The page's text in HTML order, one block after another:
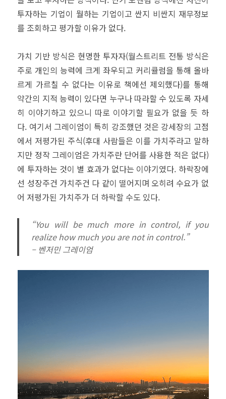
투자하는 기업이 뭘하는 기업이고 싼지 비싼지 재무정보
를 조회하고 평가할 이유가 없다.
가치 기반 방식은 현명한 투자자(월스트리트 전통 방식은
주로 개인의 능력에 크게 좌우되고 커리큘럼을 통해 올바
르게 가르칠 수 없다는 이유로 책에선 제외했다)를 통해
약간의 지적 능력이 있다면 누구나 따라할 수 있도록 자세
히 이야기하고 있으니 따로 이야기할 필요가 없을 듯 하
다. 여기서 그레이엄이 특히 강조했던 것은 강세장의 고점
에서 저평가된 주식(후대 사람들은 이를 가치주라고 말하
지만 정작 그레이엄은 가치주란 단어를 사용한 적은 없다)
에 투자하는 것이 별 효과가 없다는 이야기였다. 하락장에
선 성장주건 가치주건 다 같이 떨어지며 오히려 수요가 없
어 저평가된 가치주가 더 하락할 수도 있다.
“You will be much more in control, if you
realize how much you are not in control.”
– 벤저민 그레이엄